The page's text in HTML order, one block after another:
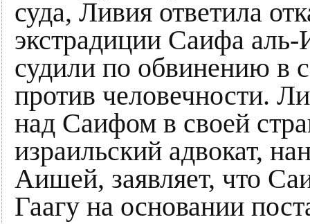
суда, Ливия ответила
экстрадиции Саифа аль-
судили по обвинению в
против человечности.
над Саифом в своей
израильский адвокат,
Аишей, заявляет, что
Гаагу на основании